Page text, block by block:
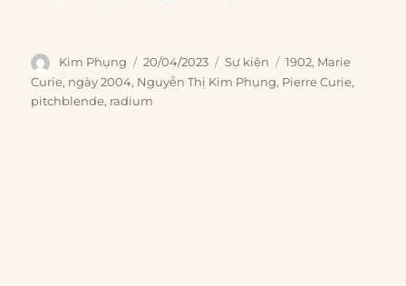
Author
Kim Phụng
Posted
on
20/04/2023 Categories
Sự kiện Tags
1902, Marie
Curie, ngày 2004, Nguyễn Thị Kim Phụng, Pierre Curie,
pitchblende, radium